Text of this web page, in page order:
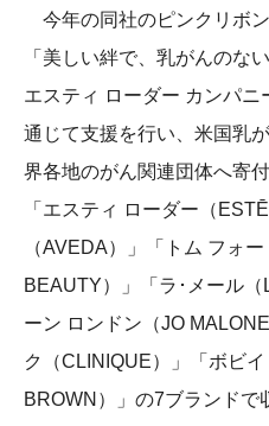
今年の同社のピンクリボ
「美しい絆で、乳がんのな
エスティ ローダー カンパ
通じて支援を行い、米国乳
界各地のがん関連団体へ寄
「エスティ ローダー（
（AVEDA）」「トム フォ
BEAUTY）」「ラ･メール
ーン ロンドン（JO
ク（CLINIQUE）」「ボビ
BROWN）」の7ブランドで